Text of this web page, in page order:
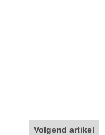
Volgend artikel